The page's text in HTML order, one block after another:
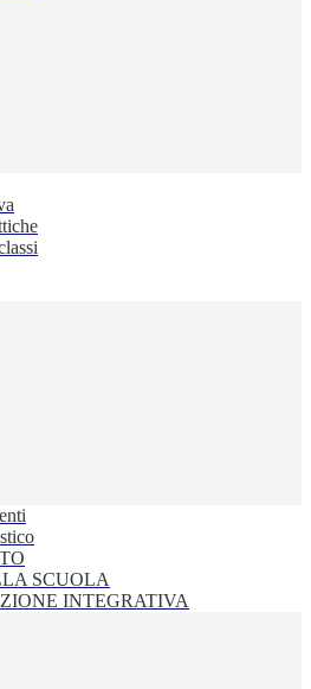
SCUOLA
INTEGRATIVA